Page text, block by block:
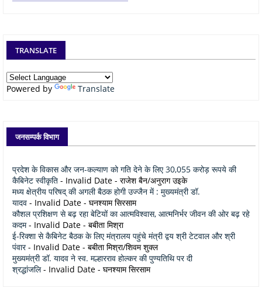
TRANSLATE
Powered by Translate
जनसम्पर्क विभाग
प्रदेश के विकास और जन-कल्याण को गति देने के लिए 30,055 करोड़ रूपये की
कैबिनेट स्वीकृति - Invalid Date - राजेश बैन/अनुराग उइके
मध्य क्षेत्रीय परिषद् की अगली बैठक होगी उज्जैन में : मुख्यमंत्री डॉ.
यादव - Invalid Date - घनश्याम सिरसाम
कौशल प्रशिक्षण से बढ़ रहा बेटियों का आत्मविश्वास, आत्मनिर्भर जीवन की ओर बढ़ रहे
कदम- Invalid Date - बबीता मिश्रा
ई-रिक्शा से कैबिनेट बैठक के लिए मंत्रालय पहुंचे मंत्री द्वय श्री टेटवाल और श्री
पंवार- Invalid Date - बबीता मिश्रा/शिवम शुक्ल
मुख्यमंत्री डॉ. यादव ने स्व. मल्हारराव होल्कर की पुण्यतिथि पर दी
श्रद्धांजलि- Invalid Date - घनश्याम सिरसाम